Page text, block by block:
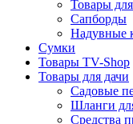
Товары
Сапборды
Надувные
Сумки
Товары TV-Shop
Товары для дачи
Садовые
Шланги
Средства